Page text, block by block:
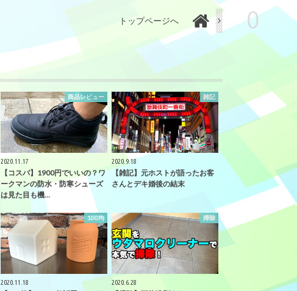
トップページへ
商品レビュー
2020.11.17
【コスパ】1900円でいいの？ワ
ークマンの防水・防寒シューズ
は見た目も機…
雑記
2020.9.18
【雑記】元ホストが語ったお客
さんとデキ婚後の結末
100均
2020.11.18
掃除
2020.6.28